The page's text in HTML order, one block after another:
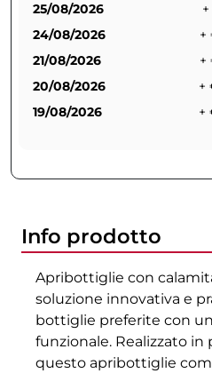
25/08/2026
24/08/2026
+
21/08/2026
+
20/08/2026
+
19/08/2026
+
Info prodotto
Apribottiglie con
soluzione innovativa e
bottiglie preferite con
funzionale. Realizzato in
questo apribottiglie